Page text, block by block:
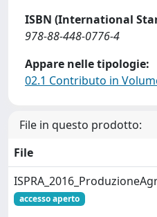
ISBN (International
978-88-448-0776-4
Appare nelle tipologie:
02.1 Contributo in
File in questo prodotto:
File
accesso aperto